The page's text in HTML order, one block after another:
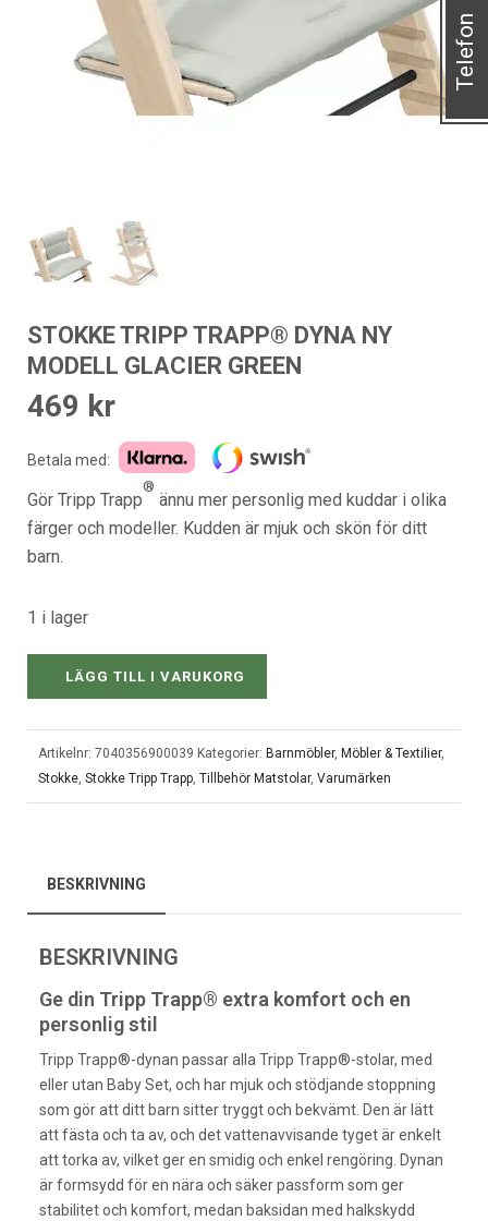
STOKKE TRIPP TRAPP® DYNA NY
MODELL GLACIER GREEN
469 kr
Betala med:
Gör Tripp Trapp
®
ännu mer personlig med kuddar i olika
färger och modeller. Kudden är mjuk och skön för ditt
barn.
1 i lager
LÄGG TILL I VARUKORG
Artikelnr: 7040356900039 Kategorier: Barnmöbler, Möbler & Textilier,
Stokke, Stokke Tripp Trapp, Tillbehör Matstolar, Varumärken
BESKRIVNING
BESKRIVNING
Ge din Tripp Trapp® extra komfort och en
personlig stil
Tripp Trapp®-dynan passar alla Tripp Trapp®-stolar, med
eller utan Baby Set, och har mjuk och stödjande stoppning
som gör att ditt barn sitter tryggt och bekvämt. Den är lätt
att fästa och ta av, och det vattenavvisande tyget är enkelt
att torka av, vilket ger en smidig och enkel rengöring. Dynan
är formsydd för en nära och säker passform som ger
stabilitet och komfort, medan baksidan med halkskydd
Telefon